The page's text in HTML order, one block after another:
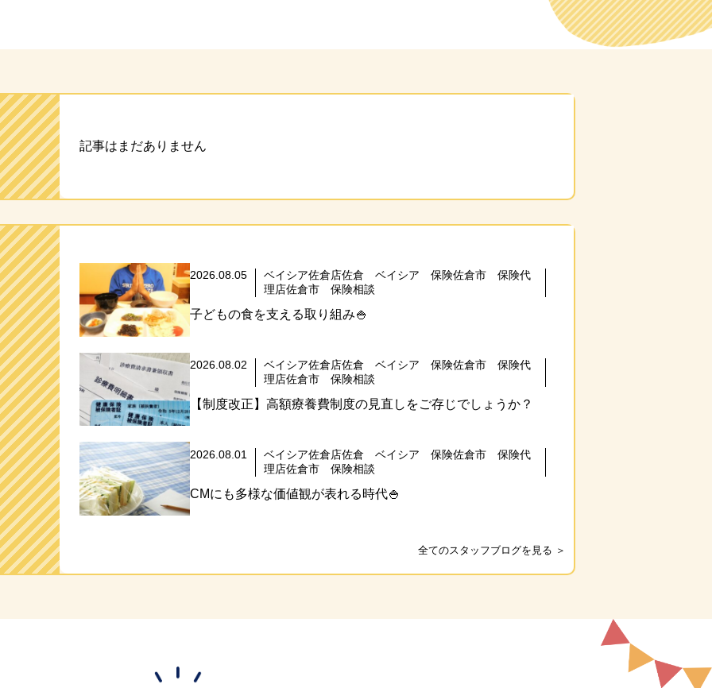
記事はまだありません
2026.08.05
ベイシア佐倉店佐倉 ベイシア 保険佐倉市 保険代
理店佐倉市 保険相談
子どもの食を支える取り組み🍚
2026.08.02
ベイシア佐倉店佐倉 ベイシア 保険佐倉市 保険代
理店佐倉市 保険相談
【制度改正】高額療養費制度の見直しをご存じでしょうか？
2026.08.01
ベイシア佐倉店佐倉 ベイシア 保険佐倉市 保険代
理店佐倉市 保険相談
CMにも多様な価値観が表れる時代🍚
全てのスタッフブログを見る ＞